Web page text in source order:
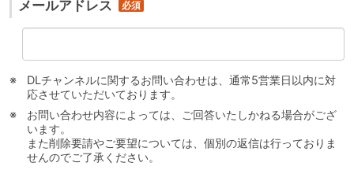
メールアドレス
DLチャンネルに関するお問い合わせは、通常5営業日以内に対
応させていただいております。
お問い合わせ内容によっては、ご回答いたしかねる場合がござ
います。
また削除要請やご要望については、個別の返信は行っておりま
せんのでご了承ください。